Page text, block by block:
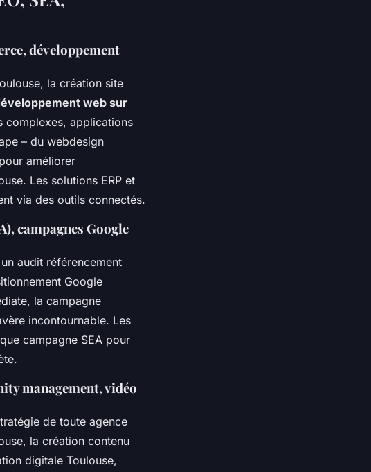
développement
la création site
web sur
complexes, applications
– du webdesign
améliorer
Les solutions ERP et
via des outils connectés.
campagnes Google
audit référencement
Google
la campagne
incontournable. Les
campagne SEA pour
management, vidéo
de toute agence
la création contenu
digitale Toulouse,